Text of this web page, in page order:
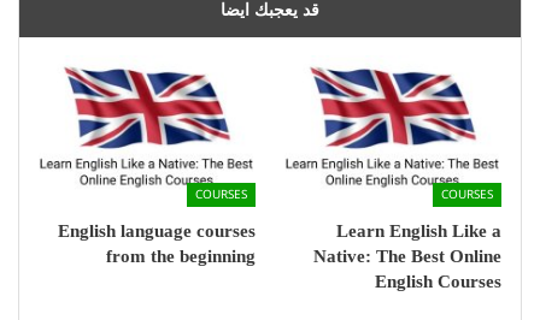
قد يعجبك ايضا
COURSES
Learn English Like a
Native: The Best Online
English Courses
COURSES
English language courses
from the beginning